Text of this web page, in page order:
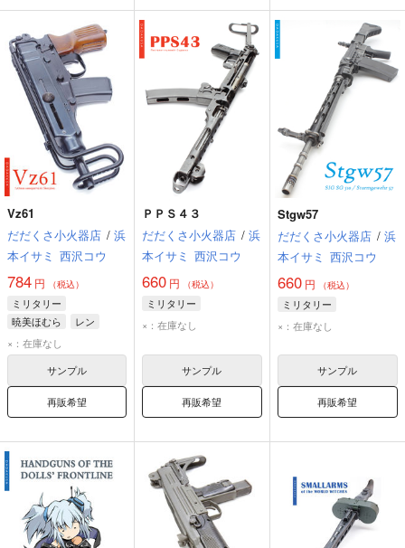
Vz61
だだくさ小火器店 / 浜
本イサミ 西沢コウ
784 円 （税込）
ミリタリー
暁美ほむら
レン
×：在庫なし
サンプル
再販希望
ＰＰＳ４３
だだくさ小火器店 / 浜
本イサミ 西沢コウ
660 円 （税込）
ミリタリー
×：在庫なし
サンプル
再販希望
Stgw57
だだくさ小火器店 / 浜
本イサミ 西沢コウ
660円 （税込）
ミリタリー
×：在庫なし
サンプル
再販希望